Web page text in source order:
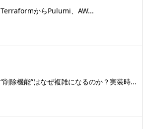
TerraformからPulumi、AW...
“削除機能”はなぜ複雑になるのか？実装時...